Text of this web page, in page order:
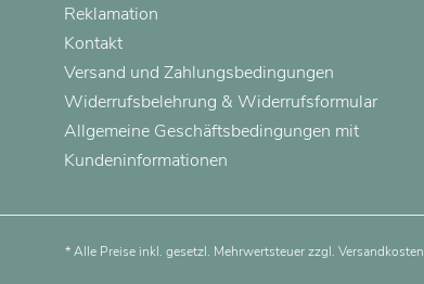
Reklamation
Kontakt
Versand und Zahlungsbedingungen
Widerrufsbelehrung & Widerrufsformular
Allgemeine Geschäftsbedingungen mit
Kundeninformationen
* Alle Preise inkl. gesetzl. Mehrwertsteuer zzgl. Versandkosten